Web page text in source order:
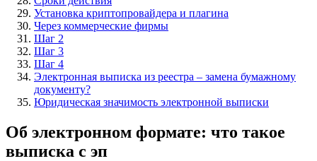
Установка криптопровайдера и плагина
Через коммерческие фирмы
Шаг 2
Шаг 3
Шаг 4
Электронная выписка из реестра – замена бумажному
документу?
Юридическая значимость электронной выписки
Об электронном формате: что такое
выписка с эп